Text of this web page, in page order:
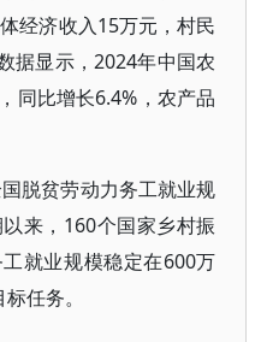
经济收入15万元，村民
据显示，2024年中国农
同比增长6.4%，农产品
脱贫劳动力务工就业规
来，160个国家乡村振
就业规模稳定在600万
任务。